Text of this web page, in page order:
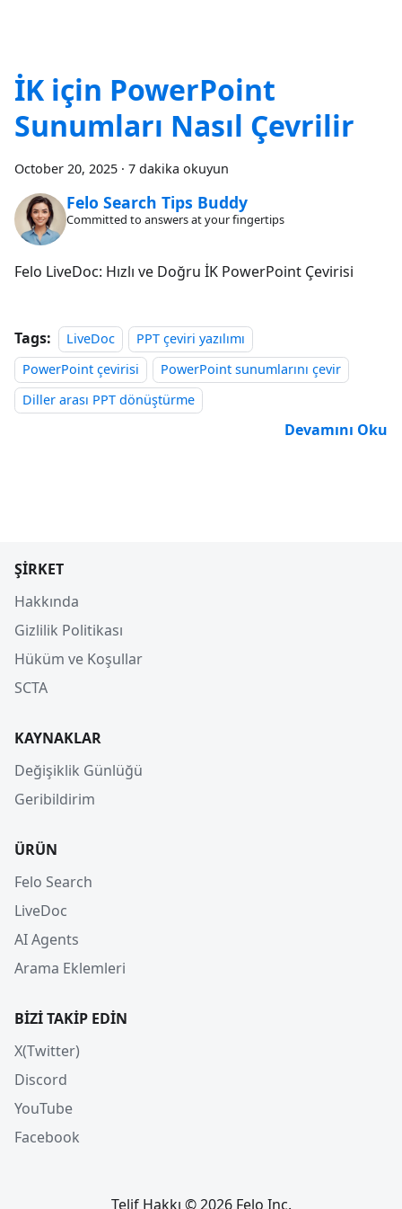
İK için PowerPoint
Sunumları Nasıl Çevrilir
October 20, 2025 · 7 dakika okuyun
Felo Search Tips Buddy
Committed to answers at your fingertips
Felo LiveDoc: Hızlı ve Doğru İK PowerPoint Çevirisi
Tags: LiveDoc
PPT çeviri yazılımı
PowerPoint çevirisi
PowerPoint sunumlarını çevir
Diller arası PPT dönüştürme
Devamını Oku
ŞIRKET
Hakkında
Gizlilik Politikası
Hüküm ve Koşullar
SCTA
KAYNAKLAR
Değişiklik Günlüğü
Geribildirim
ÜRÜN
Felo Search
LiveDoc
AI Agents
Arama Eklemleri
BIZI TAKIP EDIN
X(Twitter)
Discord
YouTube
Facebook
Telif Hakkı © 2026 Felo Inc.